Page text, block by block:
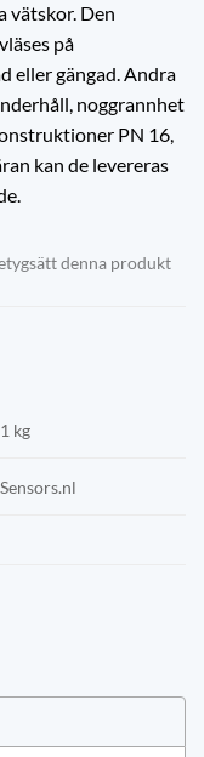
vätskor. Den
på
eller gängad.Andra
noggrannhet
PN 16,
kan de levereras
denna produkt
1 kg
Sensors.nl